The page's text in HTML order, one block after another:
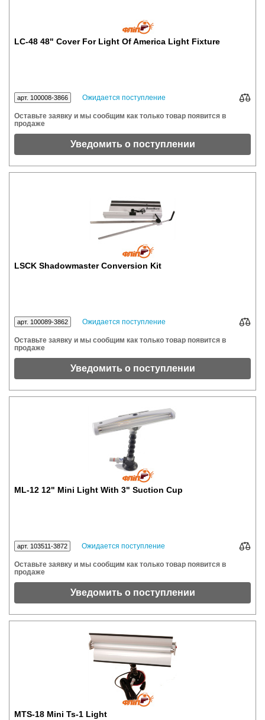
LC-48 48" Cover For Light Of America Light Fixture
арт. 100008-3866 Ожидается поступление
Оставьте заявку и мы сообщим как только товар появится в
продаже
Уведомить о поступлении
LSCK Shadowmaster Conversion Kit
арт. 100089-3862 Ожидается поступление
Оставьте заявку и мы сообщим как только товар появится в
продаже
Уведомить о поступлении
ML-12 12" Mini Light With 3" Suction Cup
арт. 103511-3872 Ожидается поступление
Оставьте заявку и мы сообщим как только товар появится в
продаже
Уведомить о поступлении
MTS-18 Mini Ts-1 Light